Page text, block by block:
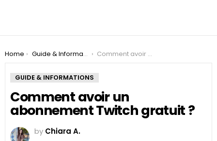
You are here:
Home Guide & Informations Comment avoir un abonnement Twitch gratuit ?
GUIDE & INFORMATIONS
Comment avoir un
abonnement Twitch gratuit ?
by Chiara A.